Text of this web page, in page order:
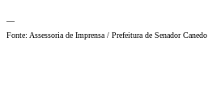
—
Fonte: Assessoria de Imprensa / Prefeitura de Senador Canedo